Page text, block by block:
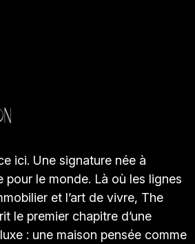
ici. Une signature née à
pour le monde. Là où les lignes
et l’art de vivre, The
le premier chapitre d’une
: une maison pensée comme